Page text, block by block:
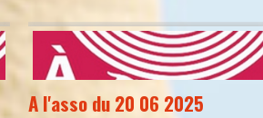
A l'asso du 20 06 2025